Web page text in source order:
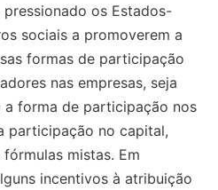
os Estados-
sociais a promoverem a
formas de participação
nas empresas, seja
forma de participação nos
participação no capital,
mistas. Em
incentivos à atribuição